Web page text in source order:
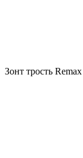
Зонт трость